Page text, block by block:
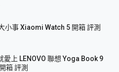
小事 Xiaomi Watch 5 開箱 評測
愛上 LENOVO 聯想 Yoga Book 9
箱 評測